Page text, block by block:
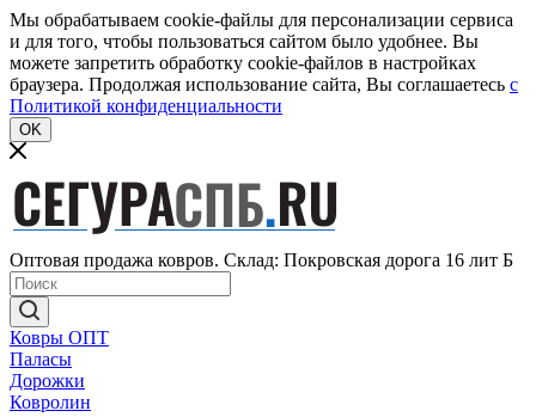
Мы обрабатываем cookie-файлы для персонализации сервиса
и для того, чтобы пользоваться сайтом было удобнее. Вы
можете запретить обработку cookie-файлов в настройках
браузера. Продолжая использование сайта, Вы соглашаетесь c
Политикой конфиденциальности
OK
Оптовая продажа ковров. Склад: Покровская дорога 16 лит Б
Ковры ОПТ
Паласы
Дорожки
Ковролин